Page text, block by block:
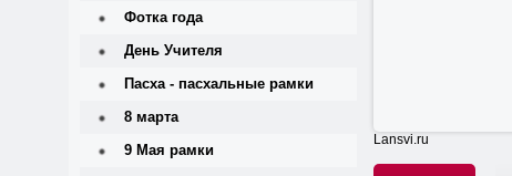
Lansvi.ru
Фотка года
День Учителя
Пасха - пасхальные рамки
8 марта
9 Мая рамки